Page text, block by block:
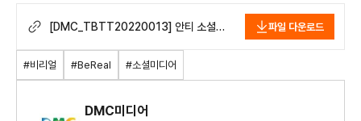
[DMC_TBTT20220013] 안티 소셜
MAU 3배 성장…하지만 지속성에는 의문
.pdf
파일 다운로드
#비리얼 #BeReal #소셜미디어
DMC미디어